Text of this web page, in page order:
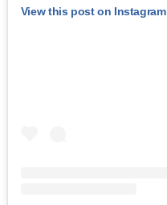
View this post on Instagram